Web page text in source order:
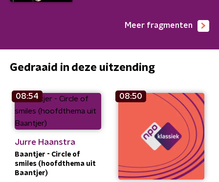
Meer fragmenten
Gedraaid in deze uitzending
08:54
Jurre Haanstra
Baantjer - Circle of
smiles (hoofdthema uit
Baantjer)
08:50